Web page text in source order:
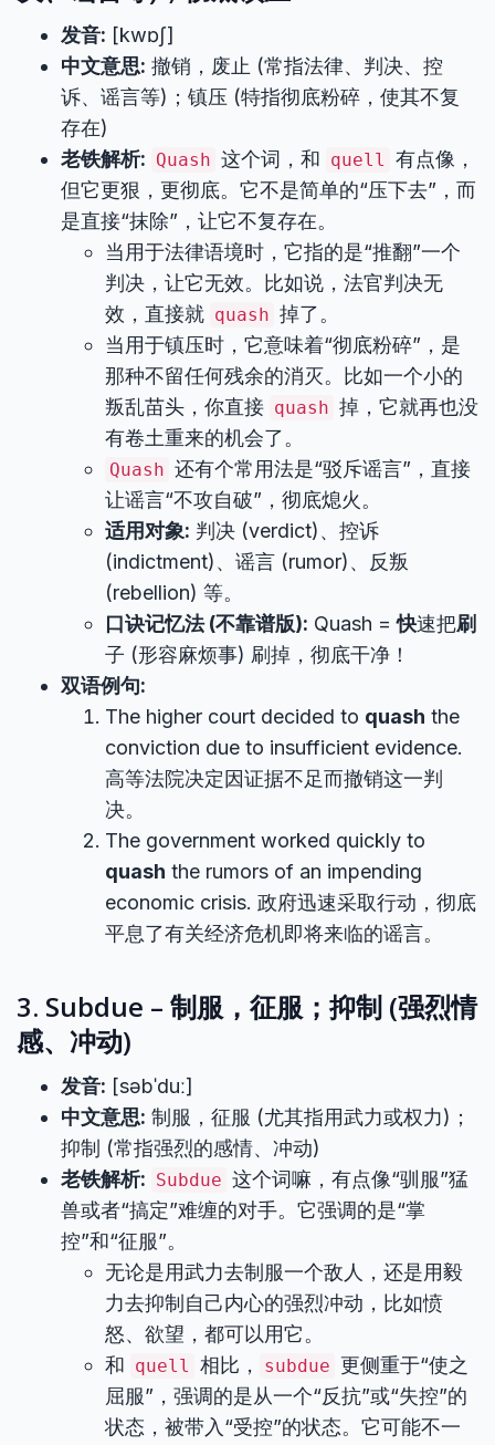
发音: [kwɒʃ]
中文意思: 撤销，废止 (常指法律、判决、控
诉、谣言等)；镇压 (特指彻底粉碎，使其不复
存在)
老铁解析: Quash 这个词，和 quell 有点像，
但它更狠，更彻底。它不是简单的“压下去”，而
是直接“抹除”，让它不复存在。
当用于法律语境时，它指的是“推翻”一个
判决，让它无效。比如说，法官判决无
效，直接就 quash 掉了。
当用于镇压时，它意味着“彻底粉碎”，是
那种不留任何残余的消灭。比如一个小的
叛乱苗头，你直接 quash 掉，它就再也没
有卷土重来的机会了。
Quash 还有个常用法是“驳斥谣言”，直接
让谣言“不攻自破”，彻底熄火。
适用对象: 判决 (verdict)、控诉
(indictment)、谣言 (rumor)、反叛
(rebellion) 等。
口诀记忆法 (不靠谱版): Quash =快速把刷
子 (形容麻烦事) 刷掉，彻底干净！
双语例句:
The higher court decided to quash the
conviction due to insufficient evidence.
高等法院决定因证据不足而撤销这一判
决。
The government worked quickly to
quash the rumors of an impending
economic crisis. 政府迅速采取行动，彻底
平息了有关经济危机即将来临的谣言。
3. Subdue – 制服，征服；抑制 (强烈情
感、冲动)
发音: [səbˈduː]
中文意思: 制服，征服 (尤其指用武力或权力)；
抑制 (常指强烈的感情、冲动)
老铁解析: Subdue 这个词嘛，有点像“驯服”猛
兽或者“搞定”难缠的对手。它强调的是“掌
控”和“征服”。
无论是用武力去制服一个敌人，还是用毅
力去抑制自己内心的强烈冲动，比如愤
怒、欲望，都可以用它。
和 quell 相比， subdue 更侧重于“使之
屈服”，强调的是从一个“反抗”或“失控”的
状态，被带入“受控”的状态。它可能不一